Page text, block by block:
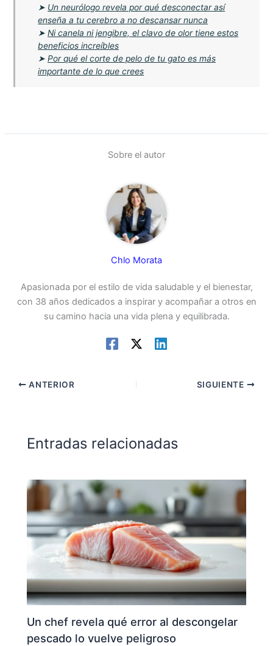
➤ Un neurólogo revela por qué desconectar así
enseña a tu cerebro a no descansar nunca
➤Ni canela ni jengibre, el clavo de olor tiene estos
beneficios increíbles
➤Por qué el corte de pelo de tu gato es más
importante de lo que crees
Sobre el autor
Chlo Morata
Apasionada por el estilo de vida saludable y el bienestar,
con 38 años dedicados a inspirar y acompañar a otros en
su camino hacia una vida plena y equilibrada.
ANTERIOR SIGUIENTE
Entradas relacionadas
Un chef revela qué error al descongelar
pescado lo vuelve peligroso